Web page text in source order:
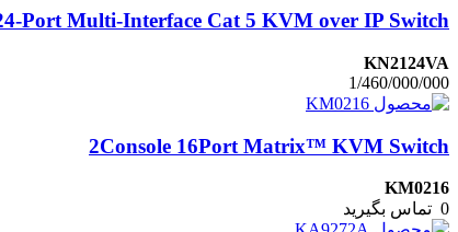
Port Multi-Interface Cat 5 KVM over IP Switch
KN2124VA
1/460/000/000
2Console 16Port Matrix™ KVM Switch
KM0216
0 تماس بگیرید